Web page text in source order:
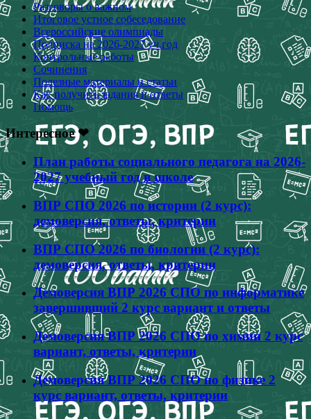
Разговоры о важном
Итоговое устное собеседование
Всероссийские олимпиады
Подписка на 2026-2027 уч.год
Контрольные работы
Сочинения
Полезные материалы и статьи
Как получить задания и ответы
Помощь
Интересное ❤
План работы социального педагога на 2026-
2027 учебный год в школе
ВПР СПО 2026 по истории (2 курс):
демоверсия, ответы, критерии
ВПР СПО 2026 по биологии (2 курс):
демоверсия, ответы, критерии
Демоверсия ВПР 2026 СПО по информатике
завершивший 2 курс вариант и ответы
Демоверсия ВПР 2026 СПО по химии 2 курс
вариант, ответы, критерии
Демоверсия ВПР 2026 СПО по физике 2
курс вариант, ответы, критерии